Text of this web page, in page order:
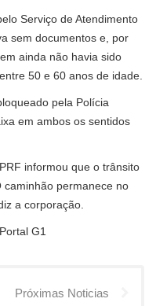
Serviço de Atendimento
sem documentos e, por
ainda não havia sido
50 e 60 anos de idade.
pela Polícia
em ambos os sentidos
informou que o trânsito
permanece no
a corporação.
G1
Próximas Noticias